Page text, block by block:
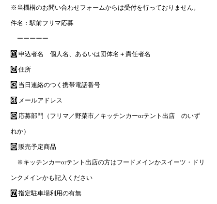
※当機構のお問い合わせフォームからは受付を行っておりません。
件名：駅前フリマ応募
ーーーーー
① 申込者名 個人名、あるいは団体名＋責任者名
② 住所
③ 当日連絡のつく携帯電話番号
④ メールアドレス
⑤ 応募部門（フリマ／野菜市／ キッチンカーorテント出店 のいず
れか）
⑥ 販売予定商品
※ キッチンカーorテント出店の方はフードメインかスイーツ・ドリ
ンクメインかも記入ください
⑦ 指定駐車場利用の有無